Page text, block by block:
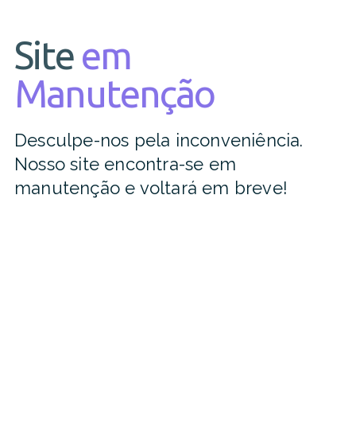
Site em
Manutenção
Desculpe-nos pela inconveniência.
Nosso site encontra-se em
manutenção e voltará em breve!